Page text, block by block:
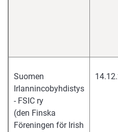
Suomen
Irlannincobyhdistys
- FSIC ry
(den Finska
Föreningen för Irish